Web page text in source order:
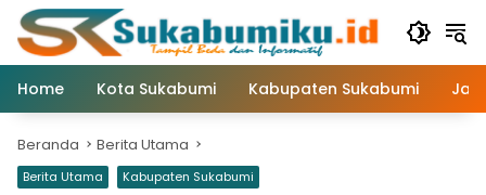
Langsung
konten
Home
Kota Sukabumi Kabupaten Sukabumi
Beranda Berita Utama
Berita Utama Kabupaten Sukabumi